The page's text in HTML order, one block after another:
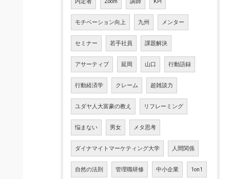
モチベーション向上 九州 メンター
セミナー 若手社員 課題解決
アサーティブ 延岡 山口 行動語録
行動経済学 クレーム 超雑談力
ユダヤ人大富豪の教え リフレーミング
悩まない 男女 メタ思考
ダイナマイトマーケティング大学 人間関係
自然の法則 管理職研修 中小企業 1on1